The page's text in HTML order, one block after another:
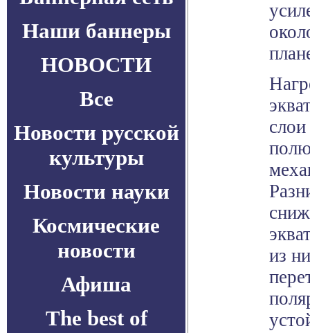
Наши баннеры
НОВОСТИ
Все
Новости русской
культуры
Новости науки
Космические
новости
Афиша
The best of
из